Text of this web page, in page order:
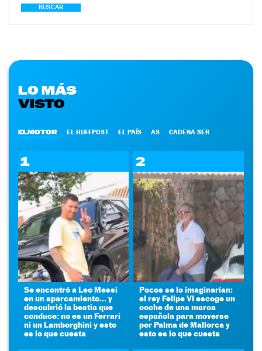
BUSCAR
LO MÁS
VISTO
ELMOTOR EL HUFFPOST EL PAÍS AS CADENA SER
1
Se encontró a Leo Messi
en un aparcamiento... y
descubrió la bestia que
conduce: no es un Ferrari
ni un Lamborghini y esto
es lo que cuesta
2
Pocos se lo imaginarían:
el rey Felipe VI escoge un
coche de una marca
española para moverse
por Palma de Mallorca y
esto es lo que cuesta